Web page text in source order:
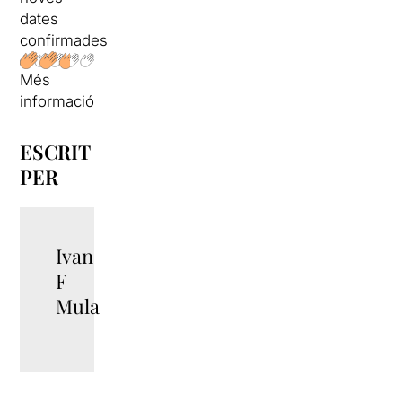
dates
confirmades
Més
informació
ESCRIT
PER
Ivan
F
Mula